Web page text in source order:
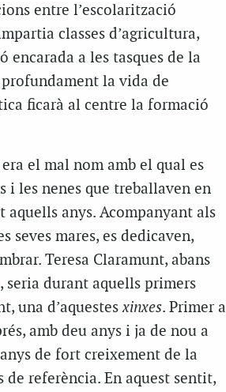
entre l’escolarització
classes d’agricultura,
encarada a les tasques de la
la vida de
ficarà al centre la formació
el mal nom amb el qual es
i les nenes que treballaven en
aquells anys. Acompanyant als
seves mares, es dedicaven,
Teresa Claramunt, abans
seria durant aquells primers
una d’aquestesxinxes. Primer a
amb deu anys i ja de nou a
de fort creixement de la
referència. En aquest sentit,